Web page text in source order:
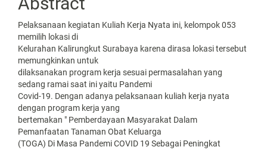
Pelaksanaan kegiatan Kuliah Kerja Nyata ini, kelompok 053
memilih lokasi di
Kelurahan Kalirungkut Surabaya karena dirasa lokasi tersebut
memungkinkan untuk
dilaksanakan program kerja sesuai permasalahan yang
sedang ramai saat ini yaitu Pandemi
Covid-19. Dengan adanya pelaksanaan kuliah kerja nyata
dengan program kerja yang
bertemakan " Pemberdayaan Masyarakat Dalam
Pemanfaatan Tanaman Obat Keluarga
(TOGA) Di Masa Pandemi COVID 19 Sebagai Peningkat